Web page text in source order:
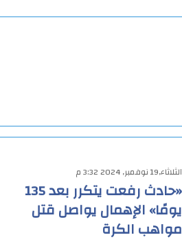
الثلاثاء,19 نوفمبر, 2024 3:32 م
«حادث رفعت يتكرر بعد 135
يومًا» الإهمال يواصل قتل
مواهب الكرة